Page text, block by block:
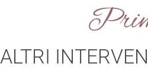
ALTRI